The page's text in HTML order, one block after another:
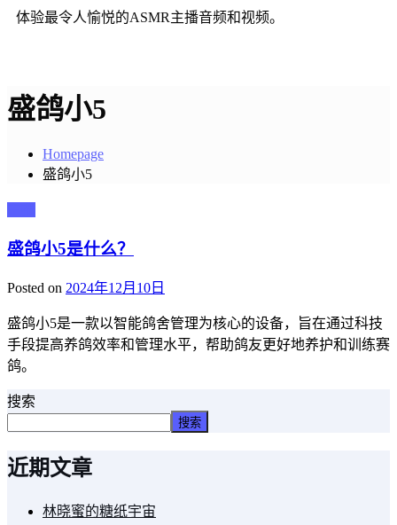
体验最令人愉悦的ASMR主播音频和视频。
盛鸽小5
Homepage
盛鸽小5
盛鸽小5是什么？
Posted on 2024年12月10日
盛鸽小5是一款以智能鸽舍管理为核心的设备，旨在通过科技
手段提高养鸽效率和管理水平，帮助鸽友更好地养护和训练赛
鸽。
搜索
搜索
近期文章
林晓蜜的糖纸宇宙